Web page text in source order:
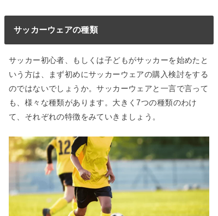
サッカーウェアの種類
サッカー初心者、もしくは子どもがサッカーを始めたと
いう方は、まず初めにサッカーウェアの購入検討をする
のではないでしょうか。サッカーウェアと一言で言って
も、様々な種類があります。大きく7つの種類のわけ
て、それぞれの特徴をみていきましょう。